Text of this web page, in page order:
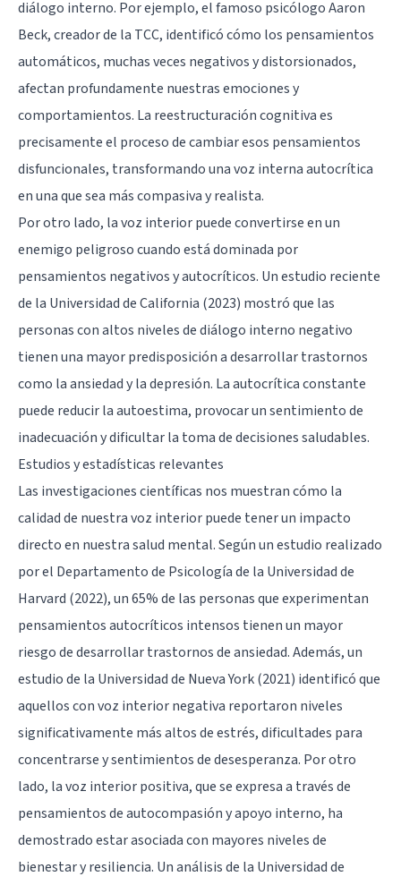
diálogo interno. Por ejemplo, el famoso psicólogo Aaron
Beck, creador de la TCC, identificó cómo los pensamientos
automáticos, muchas veces negativos y distorsionados,
afectan profundamente nuestras emociones y
comportamientos. La reestructuración cognitiva es
precisamente el proceso de cambiar esos pensamientos
disfuncionales, transformando una voz interna autocrítica
en una que sea más compasiva y realista.
Por otro lado, la voz interior puede convertirse en un
enemigo peligroso cuando está dominada por
pensamientos negativos y autocríticos. Un estudio reciente
de la Universidad de California (2023) mostró que las
personas con altos niveles de diálogo interno negativo
tienen una mayor predisposición a desarrollar trastornos
como la ansiedad y la depresión. La autocrítica constante
puede reducir la autoestima, provocar un sentimiento de
inadecuación y dificultar la toma de decisiones saludables.
Estudios y estadísticas relevantes
Las investigaciones científicas nos muestran cómo la
calidad de nuestra voz interior puede tener un impacto
directo en nuestra salud mental. Según un estudio realizado
por el Departamento de Psicología de la Universidad de
Harvard (2022), un 65% de las personas que experimentan
pensamientos autocríticos intensos tienen un mayor
riesgo de desarrollar trastornos de ansiedad. Además, un
estudio de la Universidad de Nueva York (2021) identificó que
aquellos con voz interior negativa reportaron niveles
significativamente más altos de estrés, dificultades para
concentrarse y sentimientos de desesperanza. Por otro
lado, la voz interior positiva, que se expresa a través de
pensamientos de autocompasión y apoyo interno, ha
demostrado estar asociada con mayores niveles de
bienestar y resiliencia. Un análisis de la Universidad de